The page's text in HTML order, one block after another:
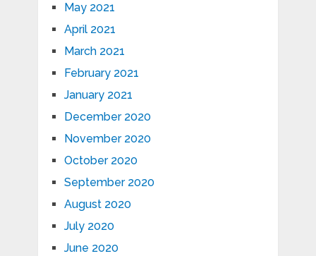
May 2021
April 2021
March 2021
February 2021
January 2021
December 2020
November 2020
October 2020
September 2020
August 2020
July 2020
June 2020